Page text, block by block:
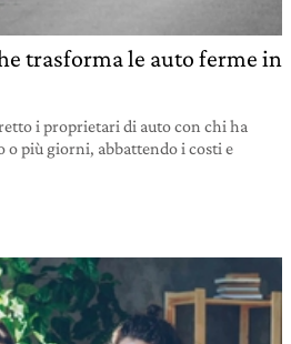
trasforma le auto ferme in
i proprietari di auto con chi ha
o più giorni, abbattendo i costi e